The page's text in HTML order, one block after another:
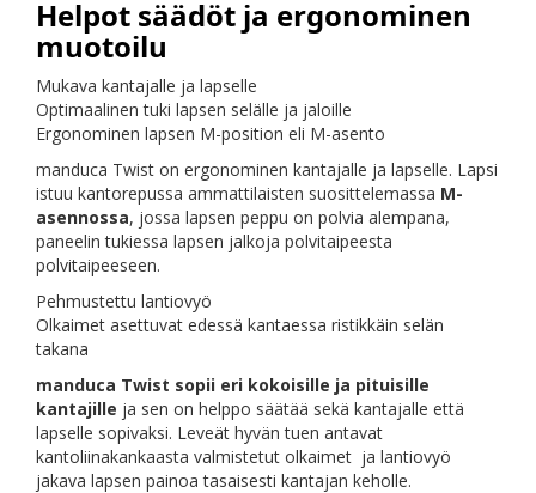
Helpot säädöt ja ergonominen
muotoilu
Mukava kantajalle ja lapselle
Optimaalinen tuki lapsen selälle ja jaloille
Ergonominen lapsen M-position eli M-asento
manduca Twist on ergonominen kantajalle ja lapselle. Lapsi
istuu kantorepussa ammattilaisten suosittelemassa M-
asennossa, jossa lapsen peppu on polvia alempana,
paneelin tukiessa lapsen jalkoja polvitaipeesta
polvitaipeeseen.
Pehmustettu lantiovyö
Olkaimet asettuvat edessä kantaessa ristikkäin selän
takana
manduca Twist sopii eri kokoisille ja pituisille
kantajille ja sen on helppo säätää sekä kantajalle että
lapselle sopivaksi. Leveät hyvän tuen antavat
kantoliinakankaasta valmistetut olkaimet ja lantiovyö
jakava lapsen painoa tasaisesti kantajan keholle.